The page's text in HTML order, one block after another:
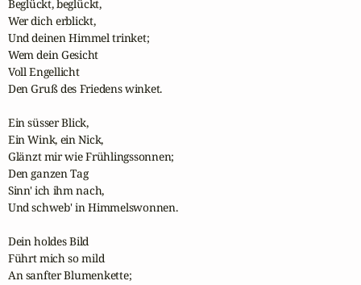
Beglückt, beglückt,
Wer dich erblickt,
Und deinen Himmel trinket;
Wem dein Gesicht
Voll Engellicht
Den Gruß des Friedens winket.
Ein süsser Blick,
Ein Wink, ein Nick,
Glänzt mir wie Frühlingssonnen;
Den ganzen Tag
Sinn' ich ihm nach,
Und schweb' in Himmelswonnen.
Dein holdes Bild
Führt mich so mild
An sanfter Blumenkette;